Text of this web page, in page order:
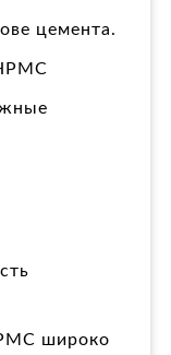
цемента.
широко